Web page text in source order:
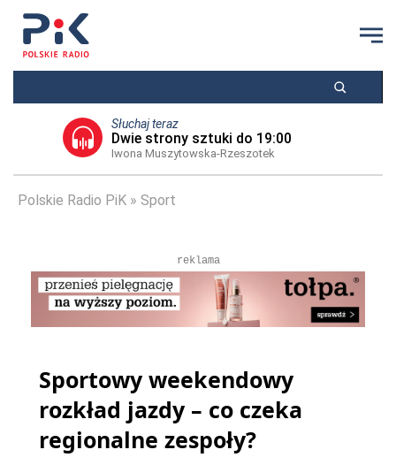
Słuchaj teraz
Dwie strony sztuki do 19:00
Iwona Muszytowska-Rzeszotek
Polskie Radio PiK Sport
reklama
Sportowy weekendowy
rozkład jazdy – co czeka
regionalne zespoły?